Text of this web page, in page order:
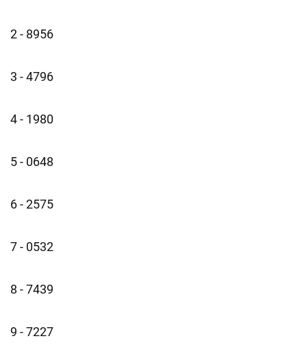
2 - 8956
3 - 4796
4 - 1980
5 - 0648
6 - 2575
7 - 0532
8 - 7439
9 - 7227